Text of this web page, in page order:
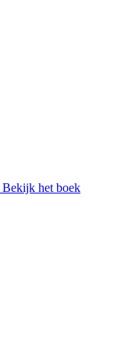
Bekijk het boek